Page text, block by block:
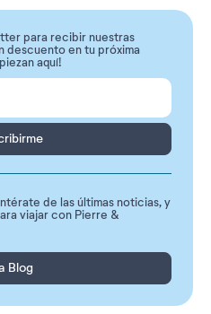
para recibir nuestras
descuento en tu próxima
aquí!
de las últimas noticias, y
viajar con Pierre &
Blog